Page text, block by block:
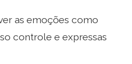
as emoções como
controle e expressas